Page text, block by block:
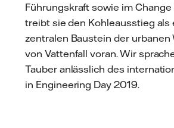
Führungskraft sowie im
treibt sie den Kohleausstieg als
zentralen Baustein der urbanen
von Vattenfall voran. Wir
Tauber anlässlich des
in Engineering Day 2019.